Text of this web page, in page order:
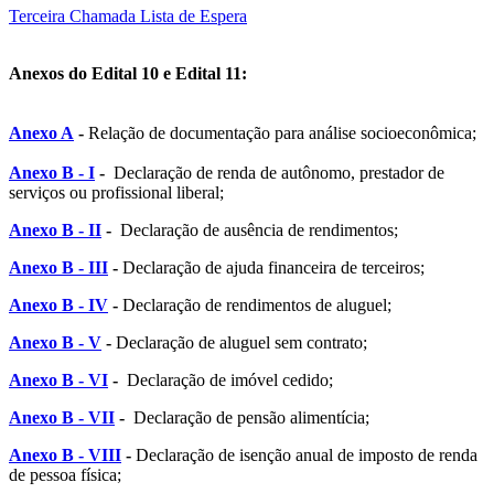
Terceira Chamada Lista de Espera
Anexos do Edital 10 e Edital 11:
Anexo A - Relação de documentação para análise socioeconômica;
Anexo B - I - Declaração de renda de autônomo, prestador de
serviços ou profissional liberal;
Anexo B - II - Declaração de ausência de rendimentos;
Anexo B - III - Declaração de ajuda financeira de terceiros;
Anexo B - IV - Declaração de rendimentos de aluguel;
Anexo B - V - Declaração de aluguel sem contrato;
Anexo B - VI - Declaração de imóvel cedido;
Anexo B - VII - Declaração de pensão alimentícia;
Anexo B - VIII - Declaração de isenção anual de imposto de renda
de pessoa física;